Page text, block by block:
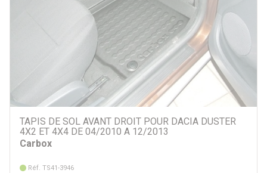
TAPIS DE SOL AVANT DROIT POUR DACIA DUSTER
4X2 ET 4X4 DE 04/2010 A 12/2013
Carbox
Réf. TS41-3946